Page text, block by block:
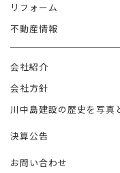
リフォーム
不動産情報
会社紹介
会社方針
川中島建設の歴史を写真
決算公告
お問い合わせ